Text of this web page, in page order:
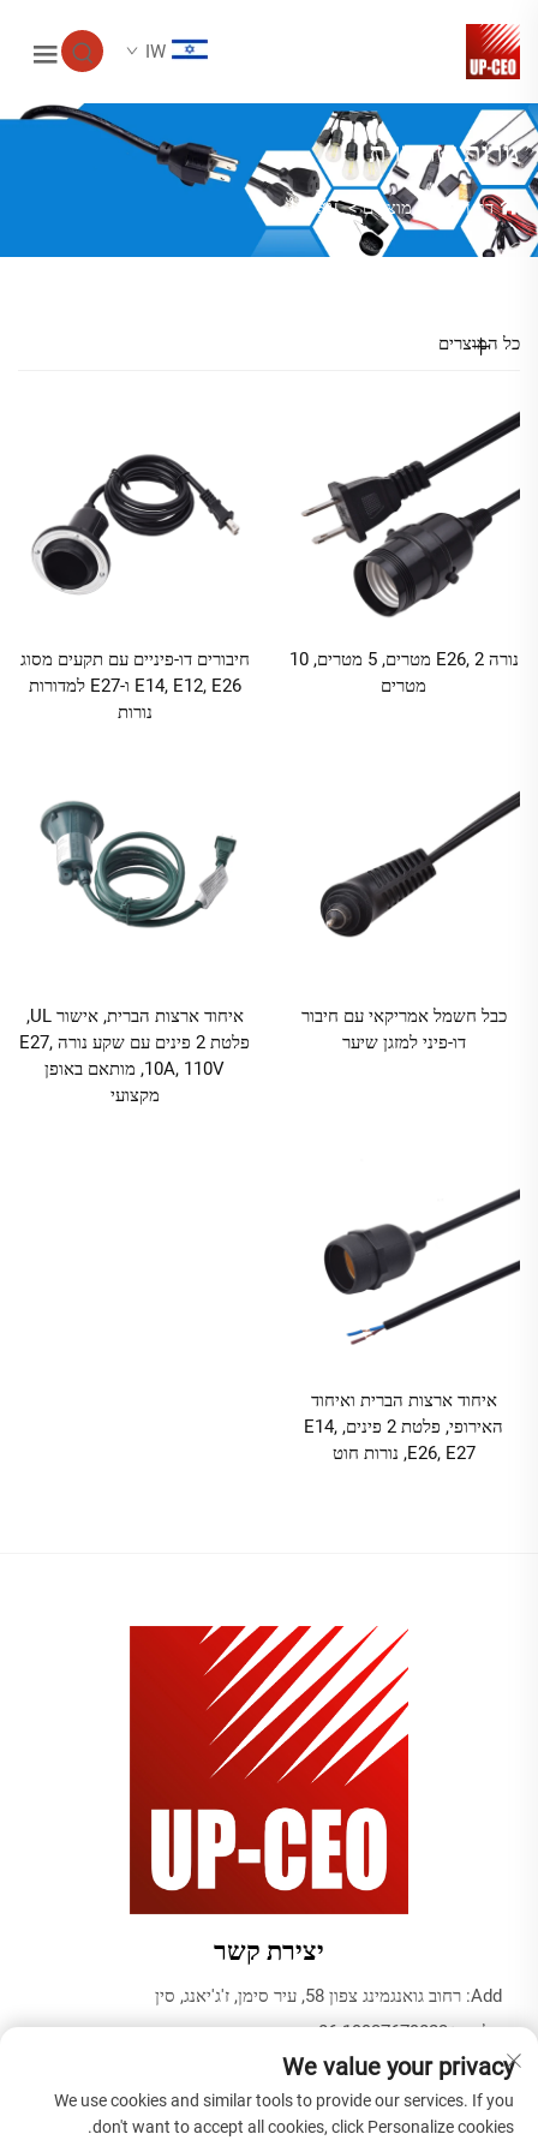
IW
נורות שרשרת
דף הבית >מוצרים>
ไฟเส้น
כל המוצרים
נורה E26, 2 מטרים, 5 מטרים, 10
מטרים
חיבורים דו-פיניים עם תקעים מסוג
E14, E12, E26 ו-E27 למדורות
נורות
כבל חשמל אמריקאי עם חיבור
דו-פיני למזגן שיער
איחוד ארצות הברית, אישור UL,
פלטת 2 פינים עם שקע נורה E27,
10A, 110V, מותאם באופן
מקצועי
איחוד ארצות הברית ואיחוד
האירופי, פלטת 2 פינים, E14,
E26, E27, נורות חוט
יצירת קשר
Add: רחוב גואנגמינג צפון 58, עיר סימן, ז'ג'יאנג, סין
טלפון:+86-19937679823
אֶלֶקטרוֹנִי: [email protected]
We value your privacy
We use cookies and similar tools to provide our services. If you
don't want to accept all cookies, click Personalize cookies.